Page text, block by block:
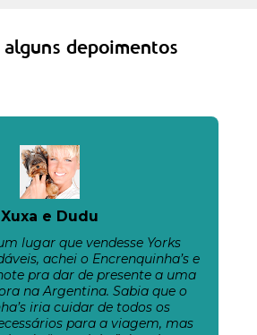
depoimentos
Xuxa e Dudu
lugar que vendesse Yorks
achei o Encrenquinha’s e
pra dar de presente a uma
na Argentina. Sabia que o
iria cuidar de todos os
para a viagem, mas